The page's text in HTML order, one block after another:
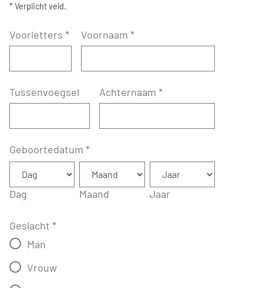
* Verplicht veld.
Voorletters * Voornaam *
Tussenvoegsel Achternaam *
Geboortedatum *
Dag Maand Jaar
Geslacht *
Man
Vrouw